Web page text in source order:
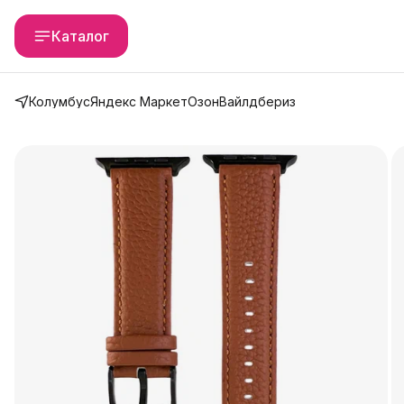
Каталог
КолумбусЯндекс МаркетОзонВайлдбериз